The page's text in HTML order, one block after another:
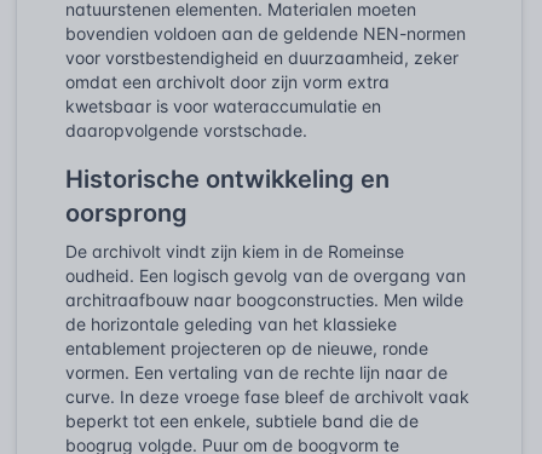
natuurstenen elementen. Materialen moeten
bovendien voldoen aan de geldende NEN-normen
voor vorstbestendigheid en duurzaamheid, zeker
omdat een archivolt door zijn vorm extra
kwetsbaar is voor wateraccumulatie en
daaropvolgende vorstschade.
Historische ontwikkeling en
oorsprong
De archivolt vindt zijn kiem in de Romeinse
oudheid. Een logisch gevolg van de overgang van
architraafbouw naar boogconstructies. Men wilde
de horizontale geleding van het klassieke
entablement projecteren op de nieuwe, ronde
vormen. Een vertaling van de rechte lijn naar de
curve. In deze vroege fase bleef de archivolt vaak
beperkt tot een enkele, subtiele band die de
boogrug volgde. Puur om de boogvorm te